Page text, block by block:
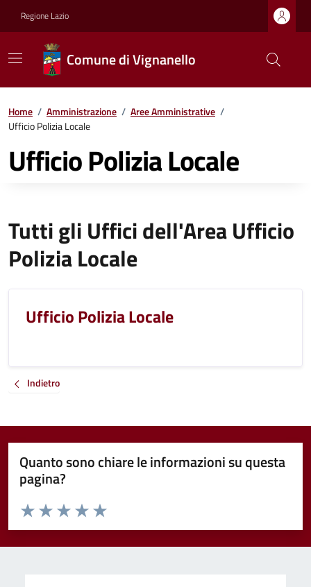
Regione Lazio
Comune di Vignanello
Home / Amministrazione / Aree Amministrative /
Ufficio Polizia Locale
Ufficio Polizia Locale
Tutti gli Uffici dell'Area Ufficio
Polizia Locale
Ufficio Polizia Locale
Indietro
Quanto sono chiare le informazioni su questa
pagina?
Valuta da 1 a 5 stelle la pagina
Valuta 5 stelle su 5
Valuta 4 stelle su 5
Valuta 3 stelle su 5
Valuta 2 stelle su 5
Valuta 1 stelle su 5